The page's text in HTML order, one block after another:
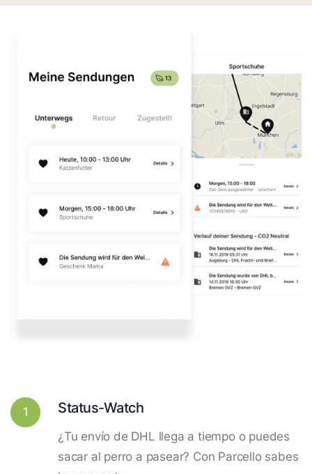
1 Status-Watch
¿Tu envío de DHL llega a tiempo o puedes
sacar al perro a pasear? Con Parcello sabes